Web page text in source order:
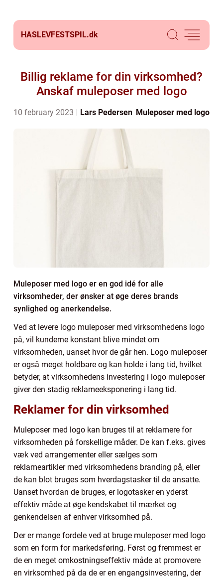
HASLEVFESTSPIL.dk
Billig reklame for din virksomhed?
Anskaf muleposer med logo
10 february 2023 Lars Pedersen Muleposer med logo
Muleposer med logo er en god idé for alle
virksomheder, der ønsker at øge deres brands
synlighed og anerkendelse.
Ved at levere logo muleposer med virksomhedens logo
på, vil kunderne konstant blive mindet om
virksomheden, uanset hvor de går hen. Logo muleposer
er også meget holdbare og kan holde i lang tid, hvilket
betyder, at virksomhedens investering i logo muleposer
giver den stadig reklameeksponering i lang tid.
Reklamer for din virksomhed
Muleposer med logo kan bruges til at reklamere for
virksomheden på forskellige måder. De kan f.eks. gives
væk ved arrangementer eller sælges som
reklameartikler med virksomhedens branding på, eller
de kan blot bruges som hverdagstasker til de ansatte.
Uanset hvordan de bruges, er logotasker en yderst
effektiv måde at øge kendskabet til mærket og
genkendelsen af enhver virksomhed på.
Der er mange fordele ved at bruge muleposer med logo
som en form for markedsføring. Først og fremmest er
de en meget omkostningseffektiv måde at promovere
en virksomhed på da de er en engangsinvestering, der